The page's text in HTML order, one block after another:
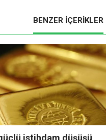
BENZER İÇERİKLER
istihdam düşüşü